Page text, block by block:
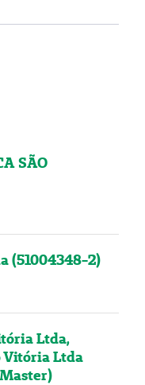
SÃO
(51004348-2)
Ltda,
Vitória Ltda